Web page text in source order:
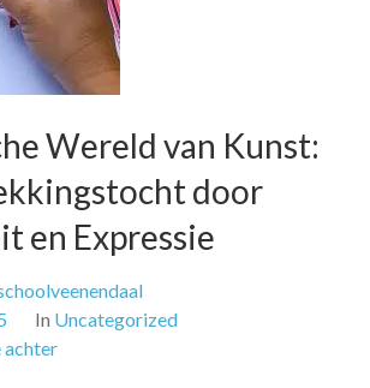
Wereld van Kunst:
door
en Expressie
In Uncategorized
achterop